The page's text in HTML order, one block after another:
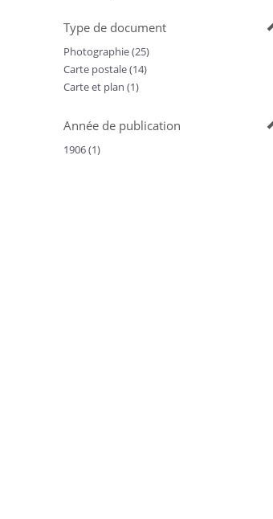
Type de document
Photographie (25)
Carte postale (14)
Carte et plan (1)
Année de publication
1906 (1)